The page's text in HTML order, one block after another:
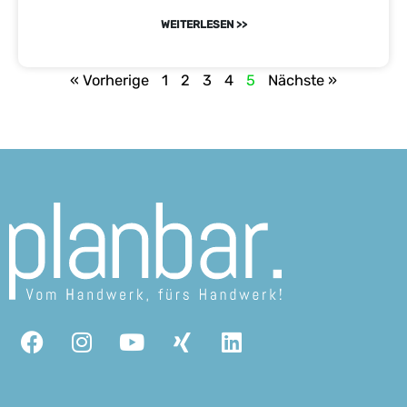
WEITERLESEN >>
« Vorherige 1 2 3 4 5 Nächste »
FacebookInstagram
YoutubeXingLinkedin